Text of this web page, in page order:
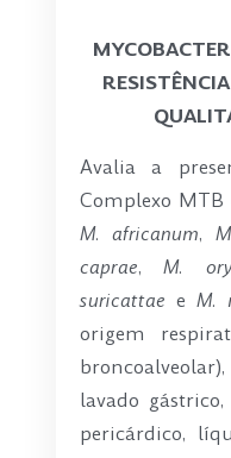
Avalia a
Complexo MTB
M. africanum,
caprae,M.
suricattae e M.
origem
lavado
pericárdico,